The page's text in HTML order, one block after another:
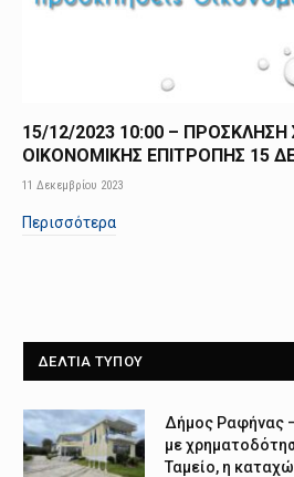
15/12/2023 10:00 – ΠΡΟΣΚΛΗΣΗ
ΟΙΚΟΝΟΜΙΚΗΣ ΕΠΙΤΡΟΠΗΣ 15
11 Δεκεμβρίου 2023
Περισσότερα
ΔΕΛΤΙΑ ΤΥΠΟΥ
Δήμος Ραφήνας
με
Ταμείο, η